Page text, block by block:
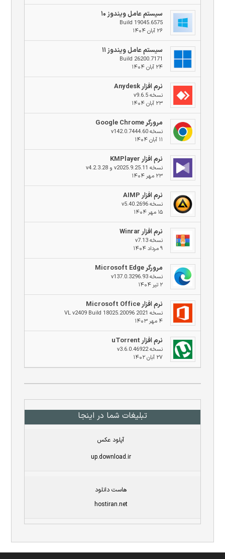
سیستم عامل ویندوز ۱۰
Build 19045.6575
۲۶ آبان ۱۴۰۴
سیستم عامل ویندوز ۱۱
Build 26200.7171
۲۴ آبان ۱۴۰۴
نرم افزار Anydesk
نسخه v9.6.5
۲۳ آبان ۱۴۰۴
مرورگر Google Chrome
نسخه v142.0.7444.60
۱۱ آبان ۱۴۰۴
نرم افزار KMPlayer
نسخه v2025.9.25.11 و v4.2.3.28
۲۳ مهر ۱۴۰۴
نرم افزار AIMP
نسخه v5.40.2696
۱۵ مهر ۱۴۰۴
نرم افزار Winrar
نسخه v7.13
۹ مرداد ۱۴۰۴
مرورگر Microsoft Edge
نسخه v137.0.3296.93
۲ تیر ۱۴۰۴
نرم افزار Microsoft Office
نسخه 2021 VL v2409 Build 18025.20096
۴ مهر ۱۴۰۳
نرم افزار uTorrent
نسخه v3.6.0.46922
۲۷ آبان ۱۴۰۲
تبلیغات شما در اینجا
آپلود عکس
up.download.ir
هاست دانلود
hostiran.net